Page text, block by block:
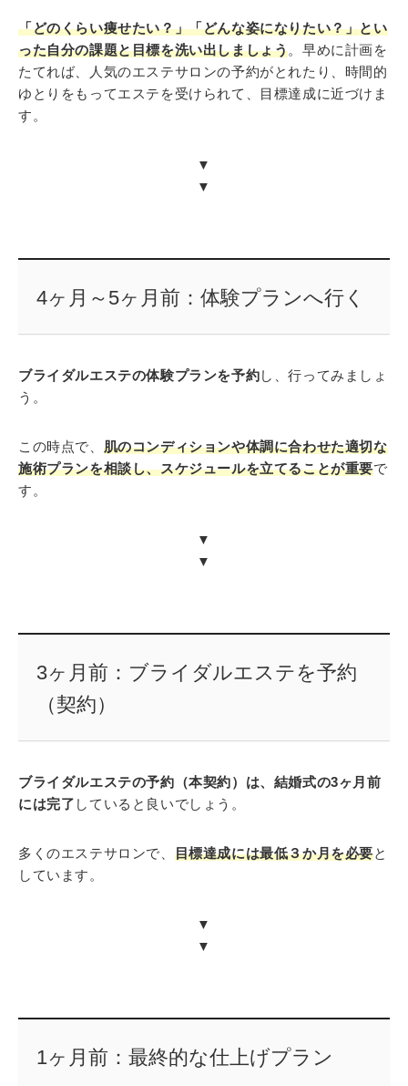
「どのくらい痩せたい？」「どんな姿になりたい？」とい
った自分の課題と目標を洗い出しましょう。早めに計画を
たてれば、人気のエステサロンの予約がとれたり、時間的
ゆとりをもってエステを受けられて、目標達成に近づけま
す。
▼
▼
4ヶ月～5ヶ月前：体験プランへ行く
ブライダルエステの体験プランを予約し、行ってみましょ
う。
この時点で、 肌のコンディションや体調に合わせた適切な
施術プランを相談し、スケジュールを立てることが重要で
す。
▼
▼
3ヶ月前：ブライダルエステを予約
（契約）
ブライダルエステの予約（本契約）は、結婚式の3ヶ月前
には完了 していると良いでしょう。
多くのエステサロンで、 目標達成には最低３か月を必要と
しています。
▼
▼
1ヶ月前：最終的な仕上げプラン